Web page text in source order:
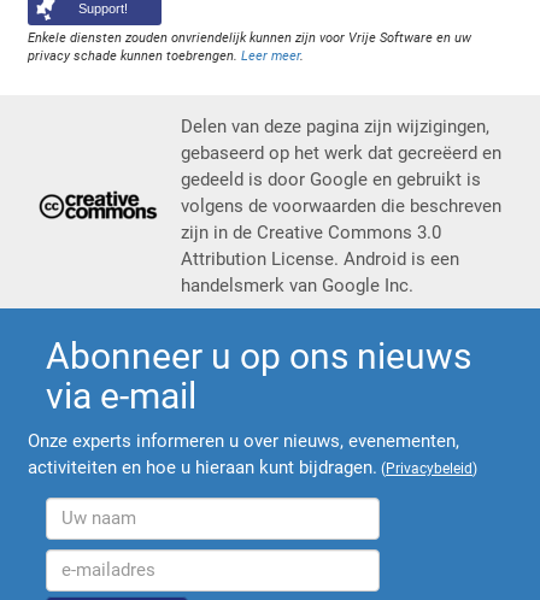
Support!
Enkele diensten zouden onvriendelijk kunnen zijn voor Vrije Software en uw
privacy schade kunnen toebrengen.Leer meer.
Delen van deze pagina zijn wijzigingen,
gebaseerd op het werk dat gecreëerd en
gedeeld is door Google en gebruikt is
volgens de voorwaarden die beschreven
zijn in de Creative Commons 3.0
Attribution License. Android is een
handelsmerk van Google Inc.
Abonneer u op ons nieuws
via e-mail
Onze experts informeren u over nieuws, evenementen,
activiteiten en hoe u hieraan kunt bijdragen. (Privacybeleid)